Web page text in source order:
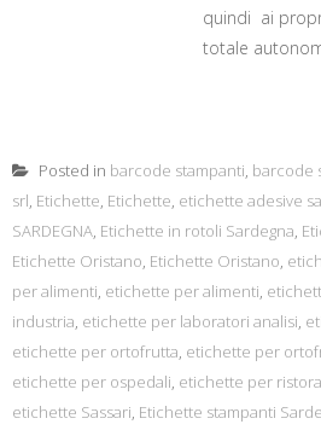
quindi ai
totale
Posted in barcode stampanti, barcode
srl, Etichette, Etichette, etichette adesive
SARDEGNA, Etichette in rotoli Sardegna,
Etichette Oristano, Etichette Oristano,
per alimenti, etichette per alimenti,
industria, etichette per laboratori analisi,
etichette per ortofrutta, etichette per
etichette per ospedali, etichette per
etichette Sassari, Etichette stampanti